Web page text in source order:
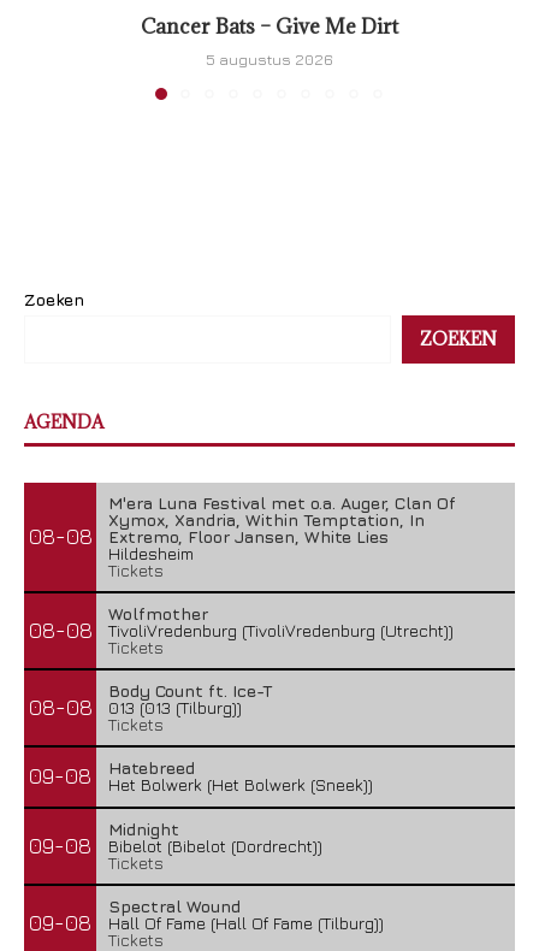
Cancer Bats – Give Me Dirt
5 augustus 2026
Zoeken
ZOEKEN
AGENDA
08-08
M'era Luna Festival met o.a. Auger, Clan Of
Xymox, Xandria, Within Temptation, In
Extremo, Floor Jansen, White Lies
Hildesheim
Tickets
08-08
Wolfmother
TivoliVredenburg (TivoliVredenburg (Utrecht))
Tickets
08-08
Body Count ft. Ice-T
013 (013 (Tilburg))
Tickets
09-08
Hatebreed
Het Bolwerk (Het Bolwerk (Sneek))
09-08
Midnight
Bibelot (Bibelot (Dordrecht))
Tickets
09-08
Spectral Wound
Hall Of Fame (Hall Of Fame (Tilburg))
Tickets